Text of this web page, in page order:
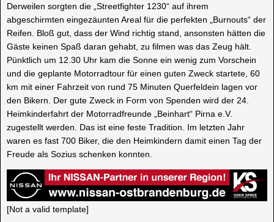
Derweilen sorgten die „Streetfighter 1230“ auf ihrem
abgeschirmten eingezäunten Areal für die perfekten „Burnouts“ der
Reifen. Bloß gut, dass der Wind richtig stand, ansonsten hätten die
Gäste keinen Spaß daran gehabt, zu filmen was das Zeug hält.
Pünktlich um 12.30 Uhr kam die Sonne ein wenig zum Vorschein
und die geplante Motorradtour für einen guten Zweck startete, 60
km mit einer Fahrzeit von rund 75 Minuten Querfeldein lagen vor
den Bikern. Der gute Zweck in Form von Spenden wird der 24.
Heimkinderfahrt der Motorradfreunde „Beinhart“ Pirna e.V.
zugestellt werden. Das ist eine feste Tradition. Im letzten Jahr
waren es fast 700 Biker, die den Heimkindern damit einen Tag der
Freude als Sozius schenken konnten.
[Not a valid template]